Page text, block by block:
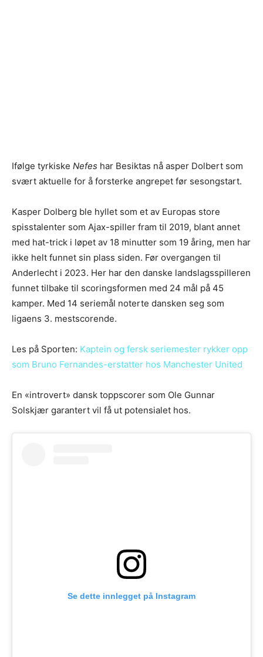
Ifølge tyrkiske Nefes har Besiktas nå asper Dolbert som
svært aktuelle for å forsterke angrepet før sesongstart.
Kasper Dolberg ble hyllet som et av Europas store
spisstalenter som Ajax-spiller fram til 2019, blant annet
med hat-trick i løpet av 18 minutter som 19 åring, men har
ikke helt funnet sin plass siden. Før overgangen til
Anderlecht i 2023. Her har den danske landslagsspilleren
funnet tilbake til scoringsformen med 24 mål på 45
kamper. Med 14 seriemål noterte dansken seg som
ligaens 3. mestscorende.
Les på Sporten: Kaptein og fersk seriemester rykker opp
som Bruno Fernandes-erstatter hos Manchester United
En «introvert» dansk toppscorer som Ole Gunnar
Solskjær garantert vil få ut potensialet hos.
Se dette innlegget på Instagram